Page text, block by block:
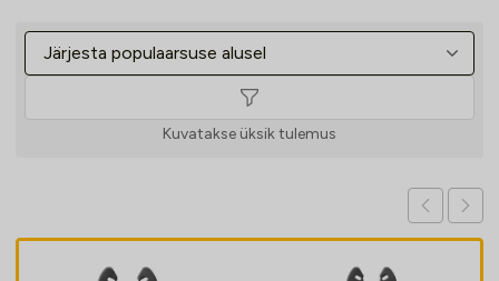
Kuvatakse üksik tulemus